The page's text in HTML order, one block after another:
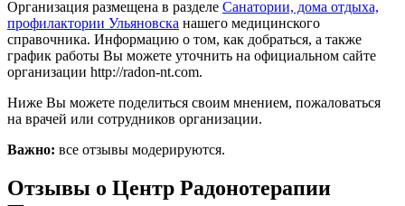
Организация размещена в разделе Санатории, дома отдыха,
профилактории Ульяновска нашего медицинского
справочника. Информацию о том, как добраться, а также
график работы Вы можете уточнить на официальном сайте
организации http://radon-nt.com.
Ниже Вы можете поделиться своим мнением, пожаловаться
на врачей или сотрудников организации.
Важно: все отзывы модерируются.
Отзывы о Центр Радонотерапии